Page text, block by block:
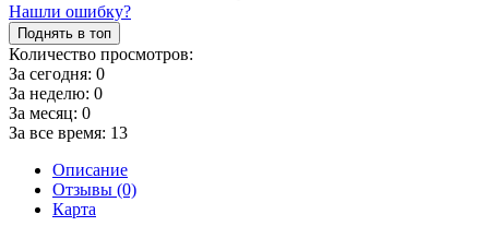
Нашли ошибку?
Поднять в топ
Количество просмотров:
За сегодня: 0
За неделю: 0
За месяц: 0
За все время: 13
Описание
Отзывы (0)
Карта